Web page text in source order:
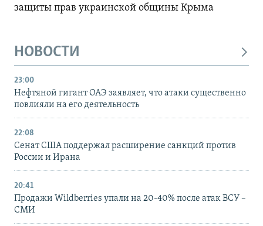
защиты прав украинской общины Крыма
НОВОСТИ
23:00
Нефтяной гигант ОАЭ заявляет, что атаки существенно
повлияли на его деятельность
22:08
Сенат США поддержал расширение санкций против
России и Ирана
20:41
Продажи Wildberries упали на 20-40% после атак ВСУ –
СМИ